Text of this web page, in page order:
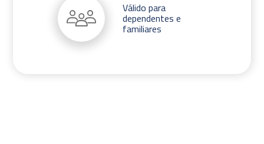
Válido para
dependentes e
familiares